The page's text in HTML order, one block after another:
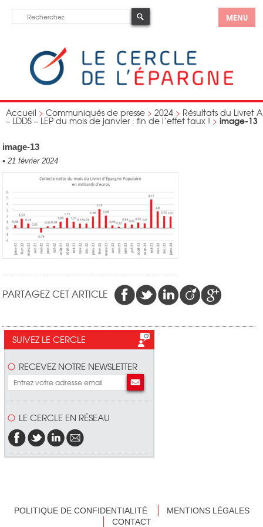
MENU
Accueil > Communiqués de presse > 2024 > Résultats du Livret A
– LDDS – LEP du mois de janvier : fin de l’effet taux ! > image-13
image-13
• 21 février 2024
PARTAGEZ CET ARTICLE
SUIVEZ LE CERCLE
RECEVEZ NOTRE NEWSLETTER
LE CERCLE EN RÉSEAU
POLITIQUE DE CONFIDENTIALITÉ
MENTIONS LÉGALES
CONTACT